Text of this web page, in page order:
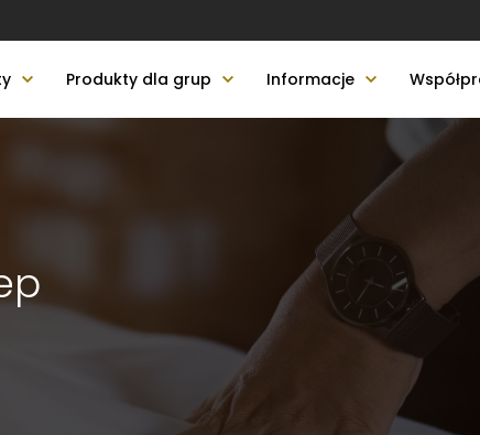
Produkty dla grup Informacje